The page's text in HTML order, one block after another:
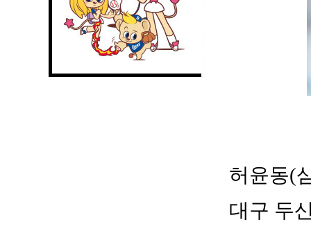
허윤동(
대구 두